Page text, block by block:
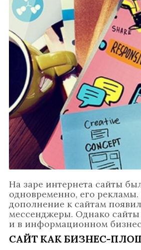
На заре интернета сайты
одновременно, его
дополнение к сайтам
мессенджеры. Однако
и в информационном
САЙТ КАК БИЗНЕС-